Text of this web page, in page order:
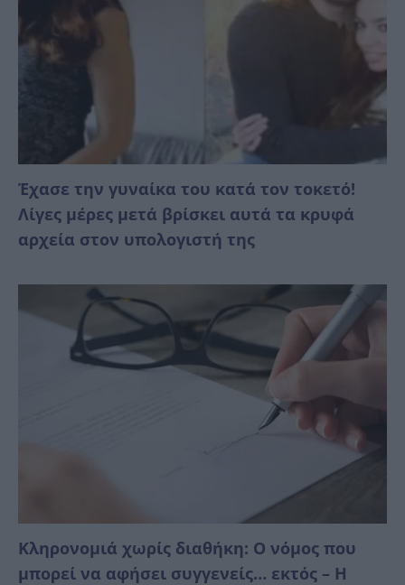
Έχασε την γυναίκα του κατά τον τοκετό!
Λίγες μέρες μετά βρίσκει αυτά τα κρυφά
αρχεία στον υπολογιστή της
Κληρονομιά χωρίς διαθήκη: Ο νόμος που
μπορεί να αφήσει συγγενείς… εκτός – Η